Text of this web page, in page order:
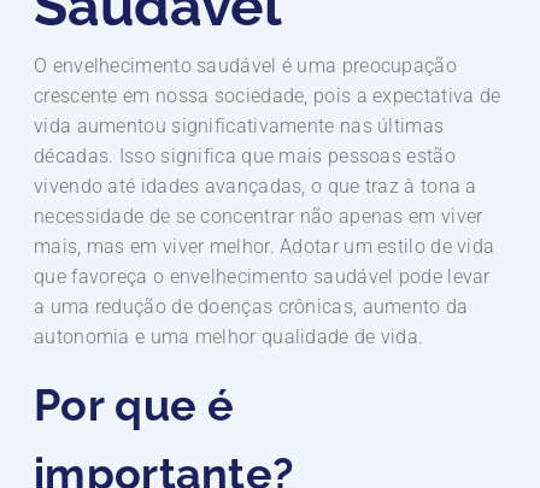
O envelhecimento saudável é uma preocupação
crescente em nossa sociedade, pois a expectativa de
vida aumentou significativamente nas últimas
décadas. Isso significa que mais pessoas estão
vivendo até idades avançadas, o que traz à tona a
necessidade de se concentrar não apenas em viver
mais, mas em viver melhor. Adotar um estilo de vida
que favoreça o envelhecimento saudável pode levar
a uma redução de doenças crônicas, aumento da
autonomia e uma melhor qualidade de vida.
Por que é
importante?